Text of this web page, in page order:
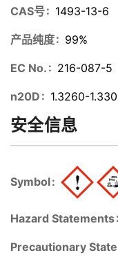
CAS号 1493-13-6
产品纯度 99%
EC No. 216-087-5
n20D 1.3260-
安全信息
Symbol
Hazard Statements
Precautionary